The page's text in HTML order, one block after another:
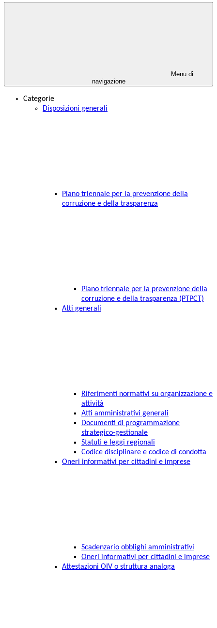
Menu di
navigazione
Categorie
Disposizioni generali
Piano triennale per la prevenzione della
corruzione e della trasparenza
Piano triennale per la prevenzione della
corruzione e della trasparenza (PTPCT)
Atti generali
Riferimenti normativi su organizzazione e
attività
Atti amministrativi generali
Documenti di programmazione
strategico-gestionale
Statuti e leggi regionali
Codice disciplinare e codice di condotta
Oneri informativi per cittadini e imprese
Scadenzario obblighi amministrativi
Oneri informativi per cittadini e imprese
Attestazioni OIV o struttura analoga